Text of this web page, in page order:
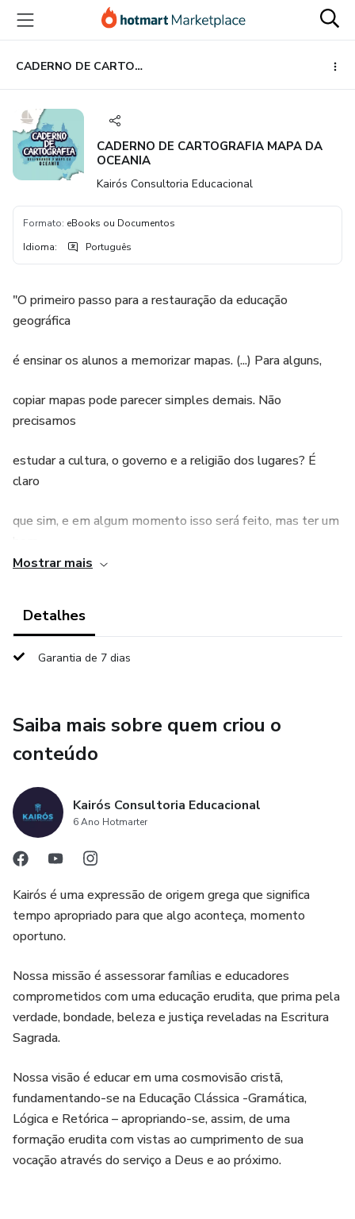
para
conteúdo
principal
para
pagamento
para
rodapé
CADERNO DE CARTOGRAFIA MAPA DA OCEANIA
CADERNO DE CARTOGRAFIA MAPA DA
OCEANIA
Kairós Consultoria Educacional
Formato: eBooks ou Documentos
Idioma: Português
"O primeiro passo para a restauração da educação
geográfica
é ensinar os alunos a memorizar mapas. (...) Para alguns,
copiar mapas pode parecer simples demais. Não
precisamos
estudar a cultura, o governo e a religião dos lugares? É
claro
que sim, e em algum momento isso será feito, mas ter um
geográficos mais tarde,
conforme forem estudados."
Clássica
ao seu filho - Leigh A. Bortins
É necessário entendermos e colocarmos em prática a
memorização em todas as áreas do conhecimento. A
restauração
aprendizado na Cartografia, por isso esse novo material:
Caderno de Cartografia - Desenhando o mapa da Oceania.
pensado para que nossas crianças aprendam a desenhar
nosso mapa desde a mais tenra idade.
Desejamos que esse Caderno seja benção para toda a
Equipe Kairós
Mostrar mais
Detalhes
Garantia de 7 dias
Saiba mais sobre quem criou o
conteúdo
Kairós Consultoria Educacional
6 Ano Hotmarter
Kairós é uma expressão de origem grega que significa
tempo apropriado para que algo aconteça, momento
oportuno.
Nossa missão é assessorar famílias e educadores
comprometidos com uma educação erudita, que prima pela
verdade, bondade, beleza e justiça reveladas na Escritura
Sagrada.
Nossa visão é educar em uma cosmovisão cristã,
fundamentando-se na Educação Clássica -Gramática,
Lógica e Retórica – apropriando-se, assim, de uma
formação erudita com vistas ao cumprimento de sua
vocação através do serviço a Deus e ao próximo.